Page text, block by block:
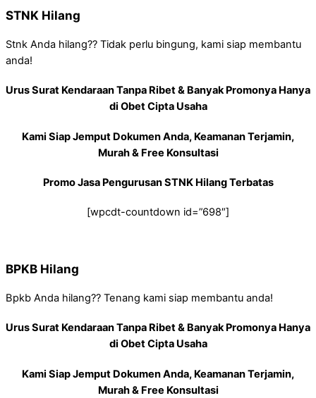
STNK Hilang
Stnk Anda hilang?? Tidak perlu bingung, kami siap membantu
anda!
Urus Surat Kendaraan Tanpa Ribet & Banyak Promonya Hanya
di Obet Cipta Usaha
Kami Siap Jemput Dokumen Anda, Keamanan Terjamin,
Murah & Free Konsultasi
Promo Jasa Pengurusan STNK Hilang Terbatas
[wpcdt-countdown id=”698″]
BPKB Hilang
Bpkb Anda hilang?? Tenang kami siap membantu anda!
Urus Surat Kendaraan Tanpa Ribet & Banyak Promonya Hanya
di Obet Cipta Usaha
Kami Siap Jemput Dokumen Anda, Keamanan Terjamin,
Murah & Free Konsultasi